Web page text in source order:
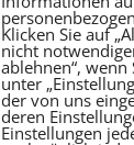
Klicken Sie auf
nicht
ablehnen“, wenn
unter
der von uns
deren
Einstellungen